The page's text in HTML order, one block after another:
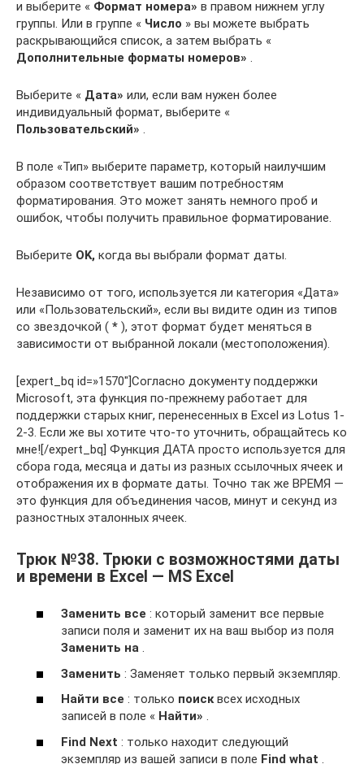
и выберите « Формат номера» в правом нижнем углу
группы. Или в группе « Число » вы можете выбрать
раскрывающийся список, а затем выбрать «
Дополнительные форматы номеров» .
Выберите « Дата» или, если вам нужен более
индивидуальный формат, выберите «
Пользовательский» .
В поле «Тип» выберите параметр, который наилучшим
образом соответствует вашим потребностям
форматирования. Это может занять немного проб и
ошибок, чтобы получить правильное форматирование.
Выберите OK, когда вы выбрали формат даты.
Независимо от того, используется ли категория «Дата»
или «Пользовательский», если вы видите один из типов
со звездочкой ( * ), этот формат будет меняться в
зависимости от выбранной локали (местоположения).
[expert_bq id=»1570″]Согласно документу поддержки
Microsoft, эта функция по-прежнему работает для
поддержки старых книг, перенесенных в Excel из Lotus 1-
2-3. Если же вы хотите что-то уточнить, обращайтесь ко
мне![/expert_bq] Функция ДАТА просто используется для
сбора года, месяца и даты из разных ссылочных ячеек и
отображения их в формате даты. Точно так же ВРЕМЯ —
это функция для объединения часов, минут и секунд из
разностных эталонных ячеек.
Трюк №38. Трюки с возможностями даты
и времени в Excel — MS Excel
Заменить все : который заменит все первые
записи поля и заменит их на ваш выбор из поля
Заменить на .
Заменить : Заменяет только первый экземпляр.
Найти все : только поисквсех исходных
записей в поле « Найти» .
Find Next : только находит следующий
экземпляр из вашей записи в поле Find what .